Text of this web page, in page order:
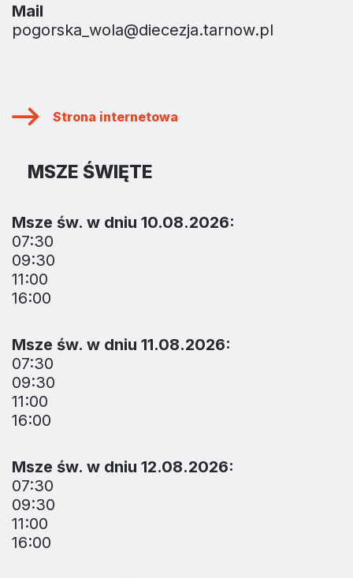
Mail
pogorska_wola@diecezja.tarnow.pl
Strona internetowa
MSZE ŚWIĘTE
Msze św. w dniu 10.08.2026:
07:30
09:30
11:00
16:00
Msze św. w dniu 11.08.2026:
07:30
09:30
11:00
16:00
Msze św. w dniu 12.08.2026:
07:30
09:30
11:00
16:00